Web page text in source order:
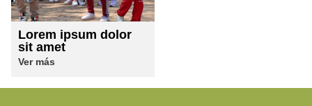
Lorem ipsum dolor
sit amet
Ver más